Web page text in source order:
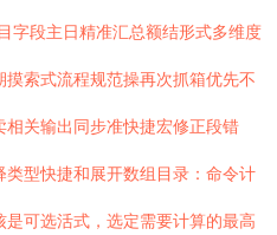
字段主日精准汇总额结形式多维度
索式流程规范操再次抓箱优先不
关输出同步准快捷宏修正段错
型快捷和展开数组目录：命令计
可选活式，选定需要计算的最高